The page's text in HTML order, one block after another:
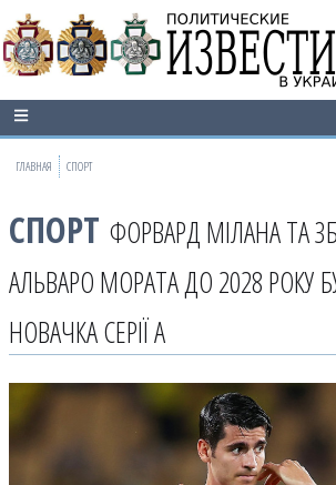
ГЛАВНАЯ СПОРТ
СПОРТ ФОРВАРД МІЛАНА ТА
АЛЬВАРО МОРАТА ДО 2028 РОКУ
НОВАЧКА СЕРІЇ А